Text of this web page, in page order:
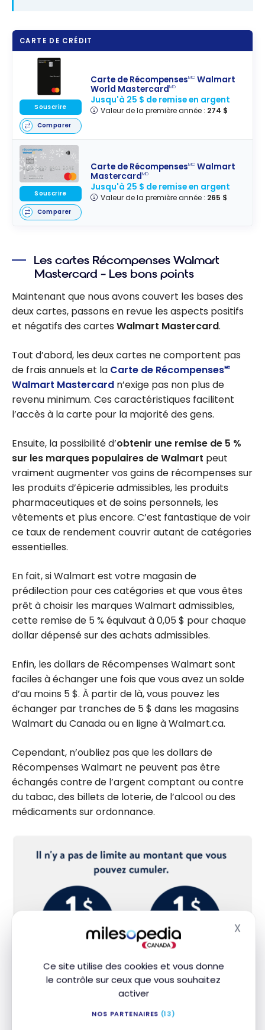
Ce site utilise des cookies et vous donne
le contrôle sur ceux que vous souhaitez
activer
NOS PARTENAIRES (13)
X
CARTE DE CRÉDIT
Carte de RécompensesMC Walmart
World MastercardMD
Jusqu'à 25 $ de remise en argent
Valeur de la première année : 274 $
Souscrire
Comparer
Carte de RécompensesMC Walmart
MastercardMD
Jusqu'à 25 $ de remise en argent
Valeur de la première année : 265 $
Souscrire
Comparer
Les cartes Récompenses Walmart
Mastercard – Les bons points
Maintenant que nous avons couvert les bases des
deux cartes, passons en revue les aspects positifs
et négatifs des cartes Walmart Mastercard.
Tout d’abord, les deux cartes ne comportent pas
de frais annuels et la Carte de Récompenses🅪
Walmart Mastercard n’exige pas non plus de
revenu minimum. Ces caractéristiques facilitent
l’accès à la carte pour la majorité des gens.
Ensuite, la possibilité d’obtenir une remise de 5 %
sur les marques populaires de Walmart peut
vraiment augmenter vos gains de récompenses sur
les produits d’épicerie admissibles, les produits
pharmaceutiques et de soins personnels, les
vêtements et plus encore. C’est fantastique de voir
ce taux de rendement couvrir autant de catégories
essentielles.
En fait, si Walmart est votre magasin de
prédilection pour ces catégories et que vous êtes
prêt à choisir les marques Walmart admissibles,
cette remise de 5 % équivaut à 0,05 $ pour chaque
dollar dépensé sur des achats admissibles.
Enfin, les dollars de Récompenses Walmart sont
faciles à échanger une fois que vous avez un solde
d’au moins 5 $. À partir de là, vous pouvez les
échanger par tranches de 5 $ dans les magasins
Walmart du Canada ou en ligne à Walmart.ca.
Cependant, n’oubliez pas que les dollars de
Récompenses Walmart ne peuvent pas être
échangés contre de l’argent comptant ou contre
du tabac, des billets de loterie, de l’alcool ou des
médicaments sur ordonnance.
Les cartes Récompenses Walmart
Mastercard – Désavantages